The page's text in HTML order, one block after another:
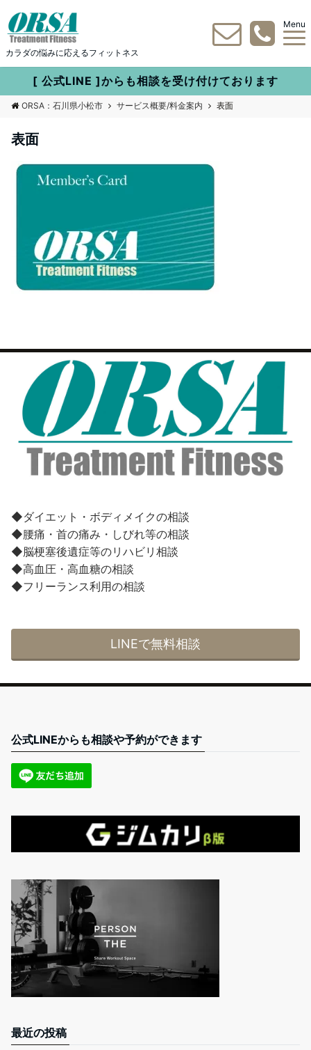
カラダの悩みに応えるフィットネス
Menu
[ 公式LINE ]からも相談を受け付けております
ORSA：石川県小松市 サービス概要/料金案内 表面
表面
◆ダイエット・ボディメイクの相談
◆腰痛・首の痛み・しびれ等の相談
◆脳梗塞後遺症等のリハビリ相談
◆高血圧・高血糖の相談
◆フリーランス利用の相談
LINEで無料相談
公式LINEからも相談や予約ができます
最近の投稿